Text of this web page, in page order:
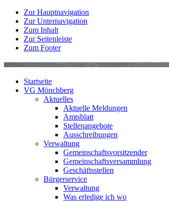
Zur Hauptnavigation
Zur Unternavigation
Zum Inhalt
Zur Seitenleiste
Zum Footer
Startseite
VG Mönchberg
Aktuelles
Aktuelle Meldungen
Amtsblatt
Stellenangebote
Ausschreibungen
Verwaltung
Gemeinschaftsvorsitzender
Gemeinschaftsversammlung
Geschäftsstellen
Bürgerservice
Verwaltung
Was erledige ich wo